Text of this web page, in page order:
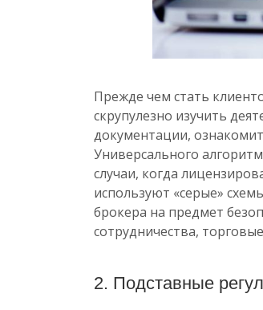
Прежде чем стать
скрупулезно изучить
документации,
Универсального
случаи, когда
используют «серые»
брокера на предмет
сотрудничества,
2. Подставные